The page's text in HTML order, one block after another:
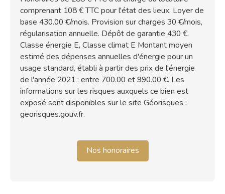
comprenant 108 € TTC pour l'état des lieux. Loyer de
base 430.00 €/mois. Provision sur charges 30 €/mois,
régularisation annuelle. Dépôt de garantie 430 €.
Classe énergie E, Classe climat E Montant moyen
estimé des dépenses annuelles d'énergie pour un
usage standard, établi à partir des prix de l'énergie
de l'année 2021 : entre 700.00 et 990.00 €. Les
informations sur les risques auxquels ce bien est
exposé sont disponibles sur le site Géorisques :
georisques.gouv.fr.
Nos honoraires